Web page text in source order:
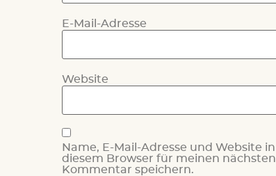
E-Mail-Adresse
Website
Name, E-Mail-Adresse und Website in
diesem Browser für meinen nächsten
Kommentar speichern.